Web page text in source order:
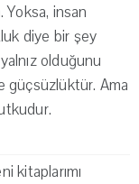
insan
diye bir şey
olduğunu
güçsüzlüktür. Ama
kitaplarımı